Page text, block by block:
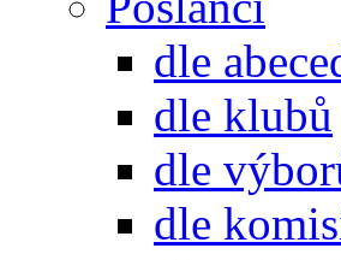
dle
dle klubů
dle
dle